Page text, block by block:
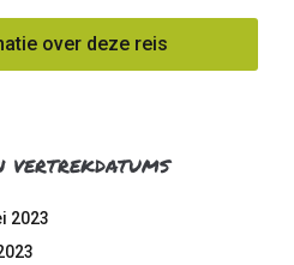
over deze reis
vertrekdatums
2023